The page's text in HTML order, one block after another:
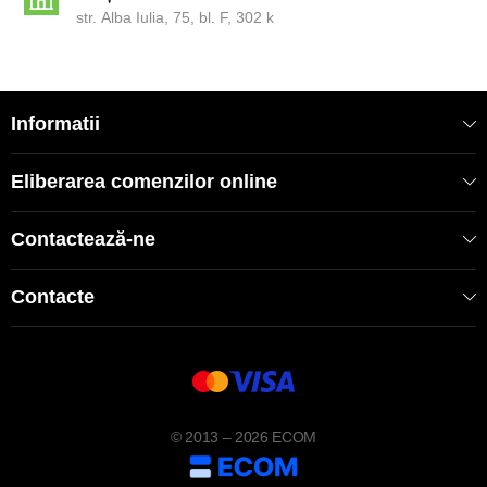
str. Alba Iulia, 75, bl. F, 302 k
Informatii
Eliberarea comenzilor online
Contactează-ne
Contacte
© 2013 – 2026 ECOM